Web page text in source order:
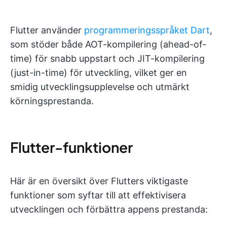
Flutter använder programmeringsspråket Dart,
som stöder både AOT-kompilering (ahead-of-
time) för snabb uppstart och JIT-kompilering
(just-in-time) för utveckling, vilket ger en
smidig utvecklingsupplevelse och utmärkt
körningsprestanda.
Flutter-funktioner
Här är en översikt över Flutters viktigaste
funktioner som syftar till att effektivisera
utvecklingen och förbättra appens prestanda: